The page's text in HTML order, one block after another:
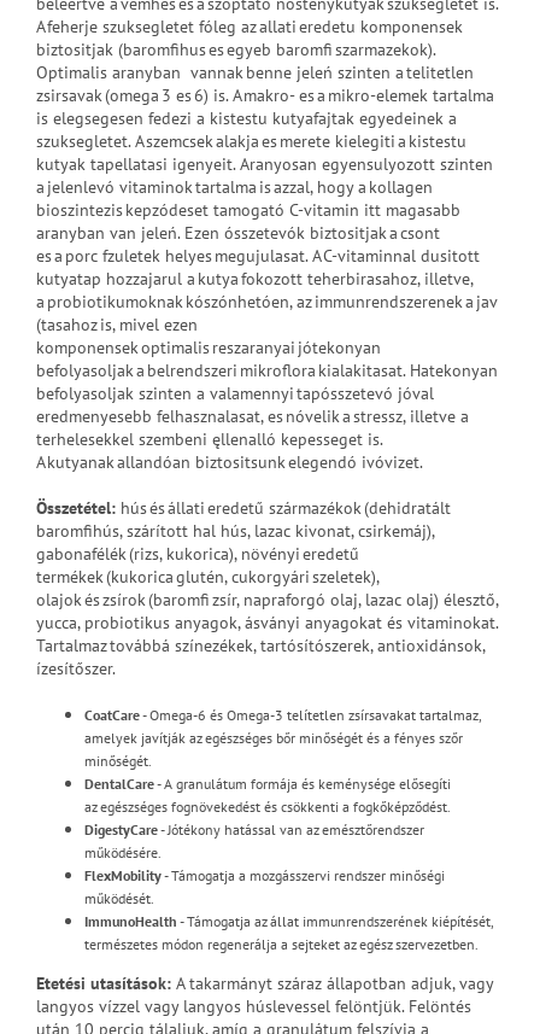
A feherje szuksegletet fóleg az allati eredetu komponensek
biztositjak (baromfihus es egyeb baromfi szarmazekok).
Optimalis aranyban vannak benne jeleń szinten a telitetlen
zsirsavak (omega 3 es 6) is. A makro- es a mikro-elemek tartalma
is elegsegesen fedezi a kistestu kutyafajtak egyedeinek a
szuksegletet. A szemcsek alakja es merete kielegiti a kistestu
kutyak tapellatasi igenyeit. Aranyosan egyensulyozott szinten
a jelenlevó vitaminok tartalma is azzal, hogy a kollagen
bioszintezis kepzódeset tamogató C-vitamin itt magasabb
aranyban van jeleń. Ezen ósszetevók biztositjak a csont
es a porc fzuletek helyes megujulasat. A C-vitaminnal dusitott
kutyatap hozzajarul a kutya fokozott teherbirasahoz, illetve,
a probiotikumoknak kószónhetóen, az immunrendszerenek a jav
(tasahoz is, mivel ezen
komponensek optimalis reszaranyai jótekonyan
befolyasoljak a belrendszeri mikroflora kialakitasat. Hatekonyan
befolyasoljak szinten a valamennyi tapósszetevó jóval
eredmenyesebb felhasznalasat, es nóvelik a stressz, illetve a
terhelesekkel szembeni ęllenalló kepesseget is.
A kutyanak allandóan biztositsunk elegendó ivóvizet.
Összetétel: hús és állati eredetű származékok (dehidratált
baromfihús, szárított hal hús, lazac kivonat, csirkemáj),
gabonafélék (rizs, kukorica), növényi eredetű
termékek (kukorica glutén, cukorgyári szeletek),
olajok és zsírok (baromfi zsír, napraforgó olaj, lazac olaj) élesztő,
yucca, probiotikus anyagok, ásványi anyagokat és vitaminokat.
Tartalmaz továbbá színezékek, tartósítószerek, antioxidánsok,
ízesítőszer.
CoatCare- Omega-6 és Omega-3 telítetlen zsírsavakat tartalmaz,
amelyek javítják az egészséges bőr minőségét és a fényes szőr
minőségét.
DentalCare- A granulátum formája és keménysége elősegíti
az egészséges fognövekedést és csökkenti a fogkőképződést.
DigestyCare- Jótékony hatással van az emésztőrendszer
működésére.
FlexMobility- Támogatja a mozgásszervi rendszer minőségi
működését.
ImmunoHealth - Támogatja az állat immunrendszerének kiépítését,
természetes módon regenerálja a sejteket az egész szervezetben.
Etetési utasítások: A takarmányt száraz állapotban adjuk, vagy
langyos vízzel vagy langyos húslevessel felöntjük. Felöntés